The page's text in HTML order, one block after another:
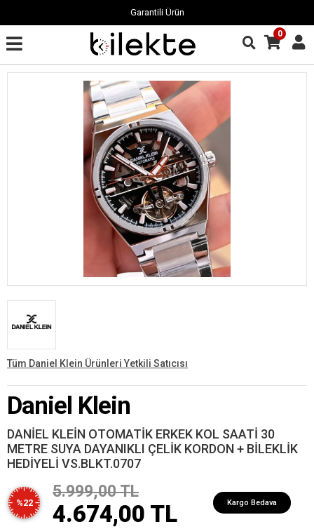
Garantili Ürün
0
Tüm Daniel Klein Ürünleri Yetkili Satıcısı
Daniel Klein
DANİEL KLEİN OTOMATİK ERKEK KOL SAATİ 30
METRE SUYA DAYANIKLI ÇELİK KORDON + BİLEKLİK
HEDİYELİ VS.BLKT.0707
%22
5.999,00 TL
4.674,00 TL Kargo Bedava